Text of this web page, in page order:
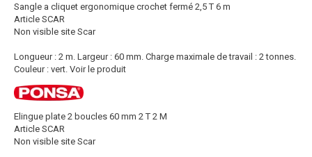
Sangle a cliquet ergonomique crochet fermé 2,5 T 6 m
Article SCAR
Non visible site Scar
Longueur : 2 m. Largeur : 60 mm. Charge maximale de travail : 2 tonnes.
Couleur : vert. Voir le produit
Elingue plate 2 boucles 60 mm 2 T 2 M
Article SCAR
Non visible site Scar